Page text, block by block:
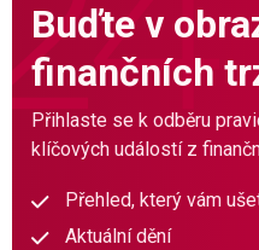
Buďte v
finančních
Přihlaste se k odběru
klíčových událostí z
Přehled, který vám
Aktuální dění